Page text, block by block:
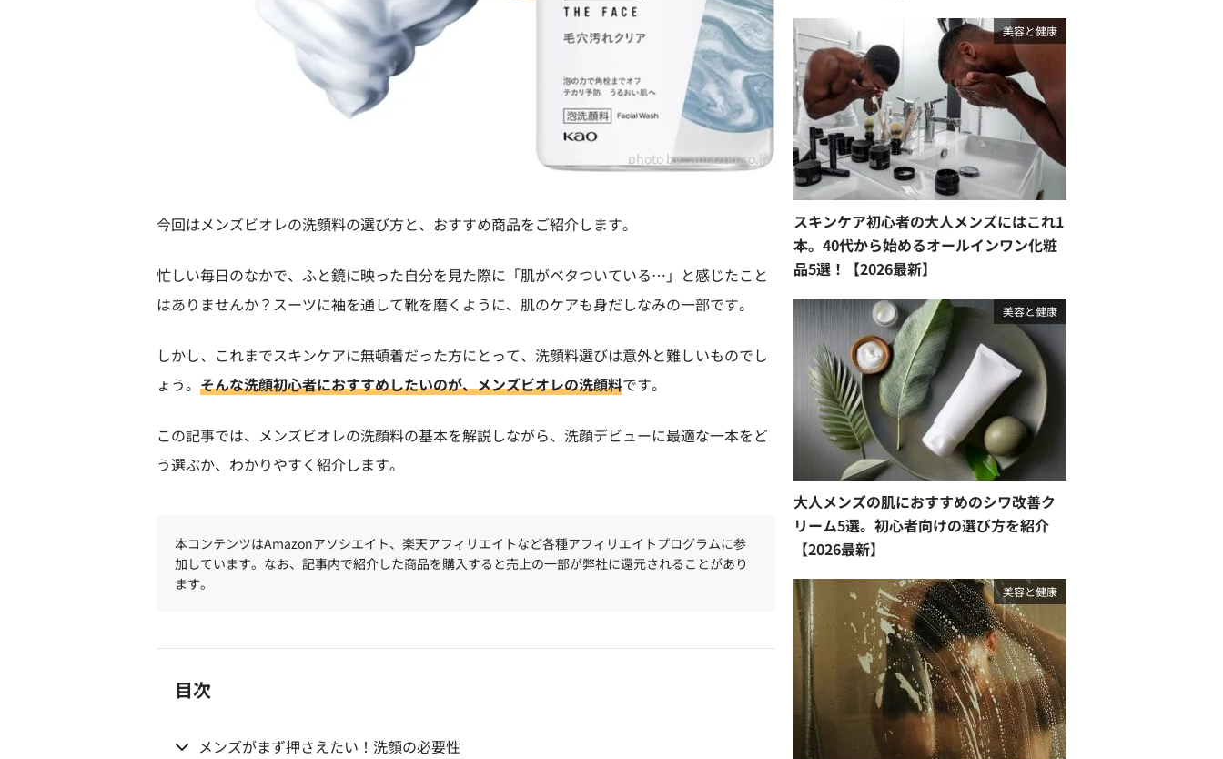
photo by :amazon.co.jp
今回はメンズビオレの洗顔料の選び方と、おすすめ商品をご紹介します。
忙しい毎日のなかで、ふと鏡に映った自分を見た際に「肌がベタついている…」と感じたこと
はありませんか？スーツに袖を通して靴を磨くように、肌のケアも身だしなみの一部です。
しかし、これまでスキンケアに無頓着だった方にとって、洗顔料選びは意外と難しいものでし
ょう。 そんな洗顔初心者におすすめしたいのが、メンズビオレの洗顔料です。
この記事では、メンズビオレの洗顔料の基本を解説しながら、洗顔デビューに最適な一本をど
う選ぶか、わかりやすく紹介します。
本コンテンツはAmazonアソシエイト、楽天アフィリエイトなど各種アフィリエイトプログラムに参
加しています。なお、記事内で紹介した商品を購入すると売上の一部が弊社に還元されることがあり
ます。
目次
メンズがまず押さえたい！洗顔の必要性
美容と健康
スキンケア初心者の大人メンズにはこれ1
本。40代から始めるオールインワン化粧
品5選！【2026最新】
美容と健康
大人メンズの肌におすすめのシワ改善ク
リーム5選。初心者向けの選び方を紹介
【2026最新】
美容と健康